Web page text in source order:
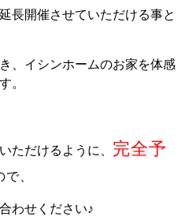
長開催させていただける事と
、イシンホームのお家を体感
。
ただけるように、 完全予
、
わせください♪